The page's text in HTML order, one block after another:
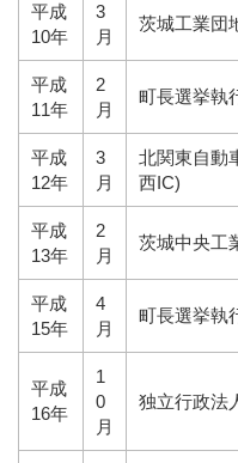
平成
10年
3
月
茨城工業団
平成
11年
2
月
町長選挙執
平成
12年
3
月
北関東自動
西IC)
平成
13年
2
月
茨城中央工
平成
15年
4
月
町長選挙執
平成
16年
1
0
月
独立行政法